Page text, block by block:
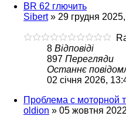
BR 62 глючить
Sibert» 29 грудня
8 Відповіді
897 Перегляди
Останнє
02 січня 2026,
Проблема с моторной
oldion » 05 жовтня